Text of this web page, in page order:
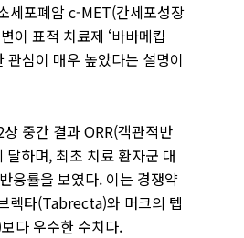
세포폐암 c-MET(간세포성장
이 표적 치료제 ‘바바메킵
관심이 매우 높았다는 설명이
중간 결과 ORR(객관적반
하며, 최초 치료 환자군 대
응률을 보였다. 이는 경쟁약
렉타(Tabrecta)와 머크의 텝
다 우수한 수치다.